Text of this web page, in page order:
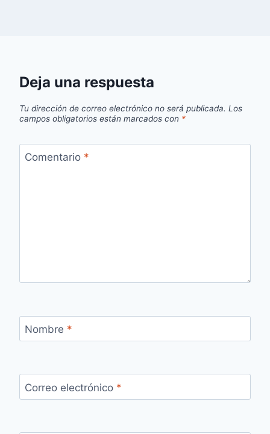
Deja una respuesta
Tu dirección de correo electrónico no será publicada. Los
campos obligatorios están marcados con *
Comentario *
Nombre *
Correo electrónico *